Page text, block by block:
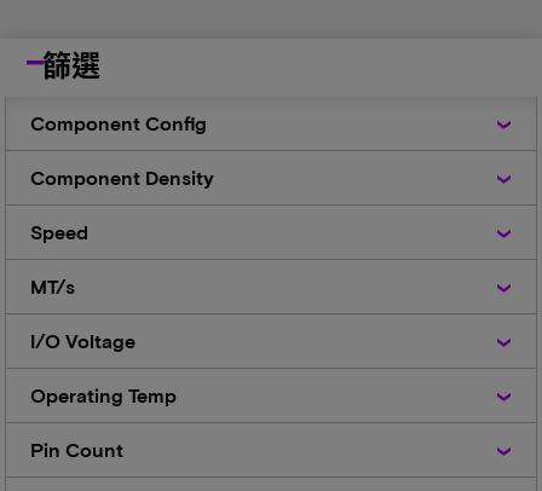
篩選
Config
Component Config
Density
Component Density
Speed
MT/s
Voltage
I/O Voltage
TempOperating Temp
CountPin Count